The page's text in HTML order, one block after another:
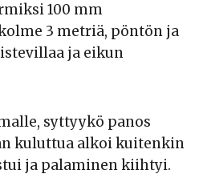
100 mm
3 metriä, pöntön ja
ja eikun
syttyykö panos
kuluttua alkoi kuitenkin
ja palaminen kiihtyi.